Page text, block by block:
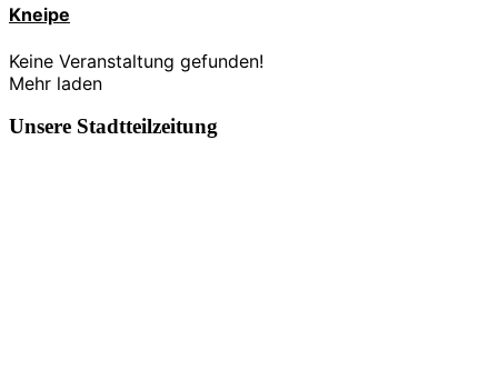
Kneipe
Keine Veranstaltung gefunden!
Mehr laden
Unsere Stadtteilzeitung